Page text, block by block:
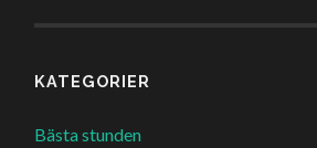
KATEGORIER
Bästa stunden